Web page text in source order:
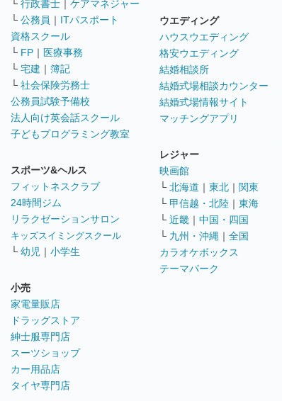
└ 行政書士 ｜ ケアマネジャー
└ 公務員 ｜ ITパスポート
資格スクール
└ FP ｜ 医療事務
└ 宅建 ｜ 簿記
└ 社会保険労務士
公務員試験予備校
法人向け英会話スクール
子どもプログラミング教室
スポーツ&ヘルス
フィットネスクラブ
24時間ジム
リラクゼーションサロン
キッズスイミングスクール
└ 幼児 ｜ 小学生
小売
家電量販店
ドラッグストア
紳士服専門店
スーツショップ
カー用品店
タイヤ専門店
ウエディング
ハウスウエディング
格安ウエディング
結婚相談所
結婚式場相談カウンター
結婚式場情報サイト
マッチングアプリ
レジャー
映画館
└ 北海道 ｜ 東北 ｜ 関東
└ 甲信越・北陸 ｜ 東海
└ 近畿 ｜ 中国・四国
└ 九州・沖縄 ｜ 全国
カラオケボックス
テーマパーク